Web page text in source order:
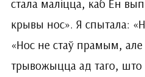
стала маліцца, каб Ён
крывы нос». Я спытала:
«Нос не стаў прамым, але
трывожыцца ад таго, што